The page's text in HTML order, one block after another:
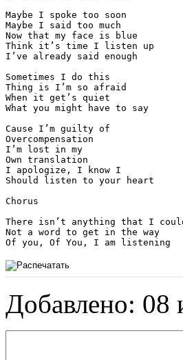
Maybe I spoke too soon
Maybe I said too much
Now that my face is blue
Think it’s time I listen up
I’ve already said enough
Sometimes I do this
Thing is I’m so afraid
When it get’s quiet
What you might have to say
Cause I’m guilty of
Overcompensation
I’m lost in my
Own translation
I apologize, I know I
Should listen to your heart
Chorus
There isn’t anything that I
Not a word to get in the way
Of you, Of You, I am listening
Добавлено: 08